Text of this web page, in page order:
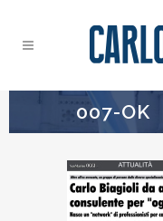
007-OK